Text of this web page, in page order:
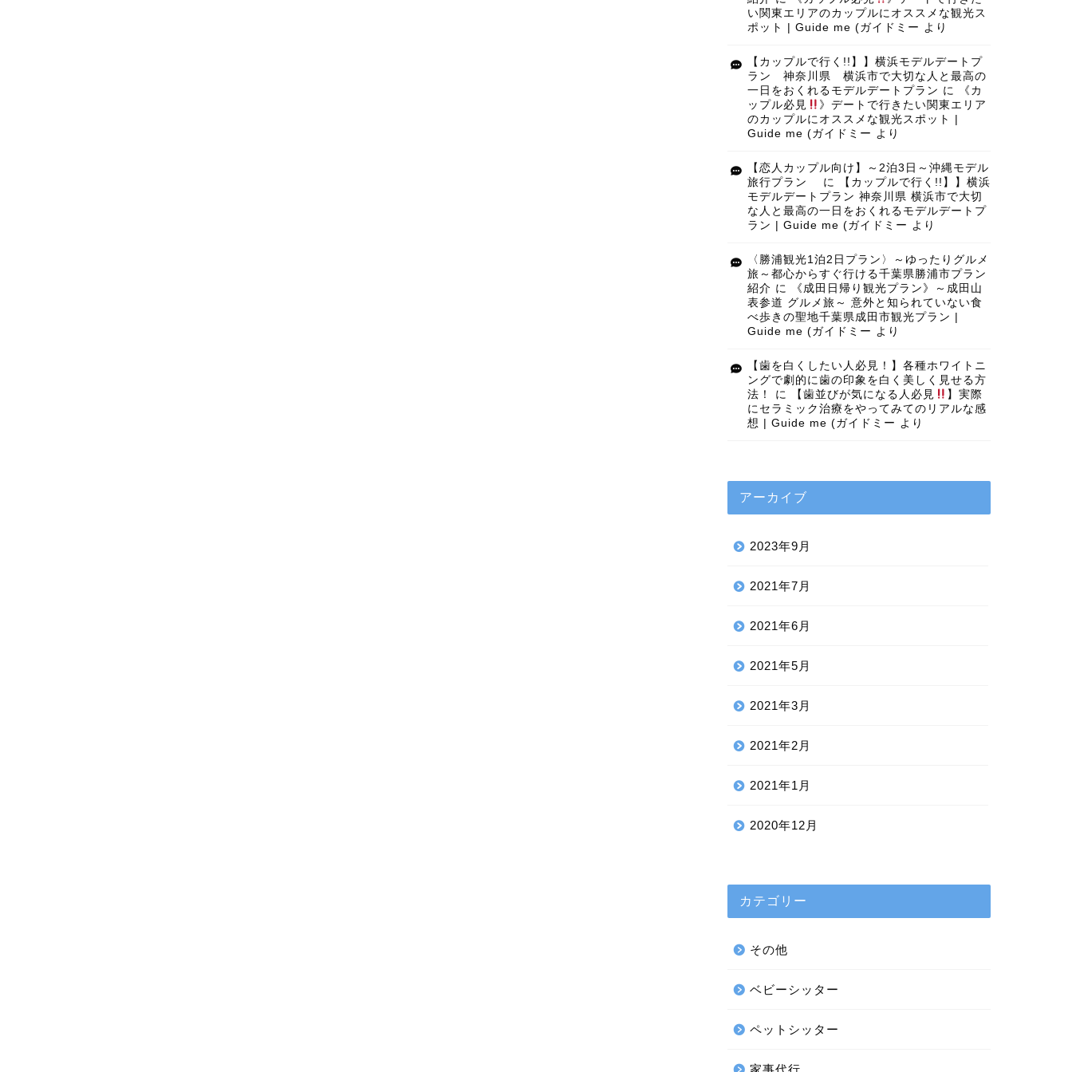
い関東エリアのカップルにオススメな観光ス
ポット | Guide me (ガイドミー より
【カップルで行く!!】】横浜モデルデートプ
ラン 神奈川県 横浜市で大切な人と最高の
一日をおくれるモデルデートプラン に
《カ
ップル必見
》デートで行きたい関東エリア
のカップルにオススメな観光スポット |
Guide me (ガイドミー より
【恋人カップル向け】～2泊3日～沖縄モデル
旅行プラン
に
【カップルで行く!!】】横浜
モデルデートプラン 神奈川県 横浜市で大切
な人と最高の一日をおくれるモデルデートプ
ラン | Guide me (ガイドミー より
〈勝浦観光1泊2日プラン〉～ゆったりグルメ
旅～都心からすぐ行ける千葉県勝浦市プラン
紹介 に
《成田日帰り観光プラン》～成田山
表参道 グルメ旅～ 意外と知られていない食
べ歩きの聖地千葉県成田市観光プラン |
Guide me (ガイドミー より
【歯を白くしたい人必見！】各種ホワイトニ
ングで劇的に歯の印象を白く美しく見せる方
法！
に 【歯並びが気になる人必見
】実際
にセラミック治療をやってみてのリアルな感
想 | Guide me (ガイドミー より
アーカイブ
2023年9月
2021年7月
2021年6月
2021年5月
2021年3月
2021年2月
2021年1月
2020年12月
カテゴリー
その他
ベビーシッター
ペットシッター
家事代行